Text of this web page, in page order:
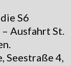
S6
Ausfahrt St.
Seestraße 4,